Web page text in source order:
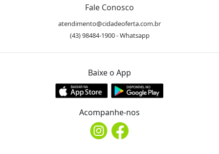
Fale Conosco
atendimento@cidadeoferta.com.br
(43) 98484-1900 - Whatsapp
Baixe o App
Acompanhe-nos